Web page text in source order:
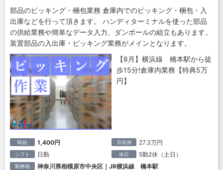
部品のピッキング・梱包業務 倉庫内でのピッキング・梱包・入
出庫などを行って頂きます。 ハンディターミナルを使った部品
の供給業務や簡単なデータ入力、ダンボールの組立もあります。
装置部品の入出庫・ピッキング業務がメインとなります。
【8月】横浜線 橋本駅から徒
歩15分!倉庫内業務【特典5万
円】
時給 1,400円 月収例 27.3万円
シフト 日勤 休日 5勤2休（土日）
勤務地 神奈川県相模原市中央区｜JR横浜線 橋本駅